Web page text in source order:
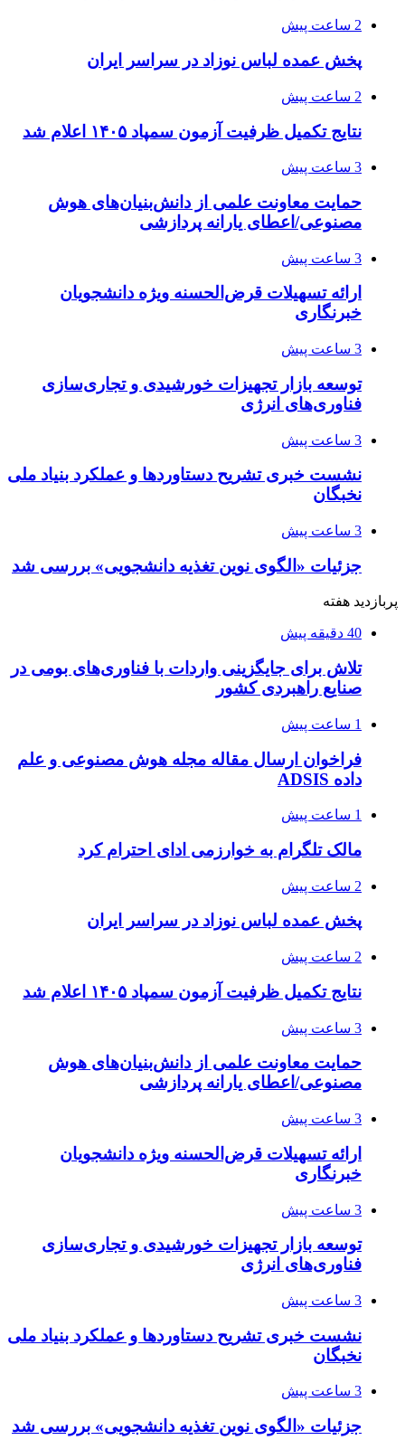
2 ساعت پیش
پخش عمده لباس نوزاد در سراسر ایران
2 ساعت پیش
نتایج تکمیل ظرفیت آزمون سمپاد ۱۴۰۵ اعلام شد
3 ساعت پیش
حمایت معاونت علمی از دانش‌بنیان‌های هوش
مصنوعی/اعطای یارانه پردازشی
3 ساعت پیش
ارائه تسهیلات قرض‌الحسنه ویژه دانشجویان
خبرنگاری
3 ساعت پیش
توسعه بازار تجهیزات خورشیدی و تجاری‌سازی
فناوری‌های انرژی
3 ساعت پیش
نشست خبری تشریح دستاوردها و عملکرد بنیاد ملی
نخبگان
3 ساعت پیش
جزئیات «الگوی نوین تغذیه دانشجویی» بررسی شد
پربازدید هفته
40 دقیقه پیش
تلاش برای جایگزینی واردات با فناوری‌های بومی در
صنایع راهبردی کشور
1 ساعت پیش
فراخوان ارسال مقاله مجله هوش مصنوعی و علم
داده ADSIS
1 ساعت پیش
مالک تلگرام به خوارزمی ادای احترام کرد
2 ساعت پیش
پخش عمده لباس نوزاد در سراسر ایران
2 ساعت پیش
نتایج تکمیل ظرفیت آزمون سمپاد ۱۴۰۵ اعلام شد
3 ساعت پیش
حمایت معاونت علمی از دانش‌بنیان‌های هوش
مصنوعی/اعطای یارانه پردازشی
3 ساعت پیش
ارائه تسهیلات قرض‌الحسنه ویژه دانشجویان
خبرنگاری
3 ساعت پیش
توسعه بازار تجهیزات خورشیدی و تجاری‌سازی
فناوری‌های انرژی
3 ساعت پیش
نشست خبری تشریح دستاوردها و عملکرد بنیاد ملی
نخبگان
3 ساعت پیش
جزئیات «الگوی نوین تغذیه دانشجویی» بررسی شد